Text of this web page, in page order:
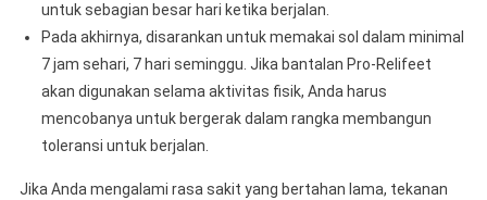
untuk sebagian besar hari ketika berjalan.
Pada akhirnya, disarankan untuk memakai sol dalam minimal
7 jam sehari, 7 hari seminggu. Jika bantalan Pro-Relifeet
akan digunakan selama aktivitas fisik, Anda harus
mencobanya untuk bergerak dalam rangka membangun
toleransi untuk berjalan.
Jika Anda mengalami rasa sakit yang bertahan lama, tekanan